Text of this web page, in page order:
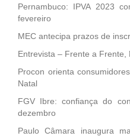
Pernambuco: IPVA 2023
fevereiro
MEC antecipa prazos de
Entrevista – Frente a Frente,
Procon orienta
Natal
FGV Ibre: confiança do
dezembro
Paulo Câmara inaugura